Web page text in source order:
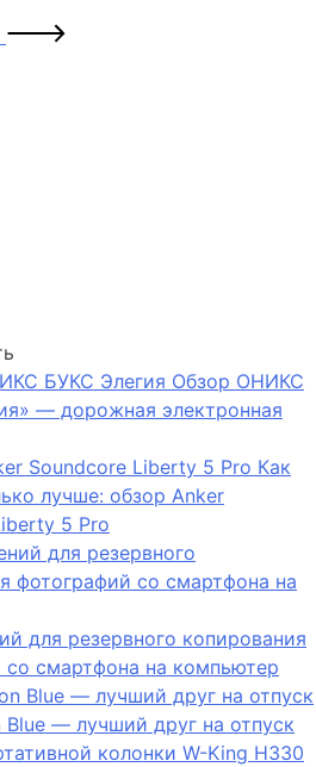
Обзор ОНИКС
— дорожная электронная
Как
лучше: обзор Anker
5 Pro
для резервного копирования
со смартфона на компьютер
Blue — лучший друг на отпуск